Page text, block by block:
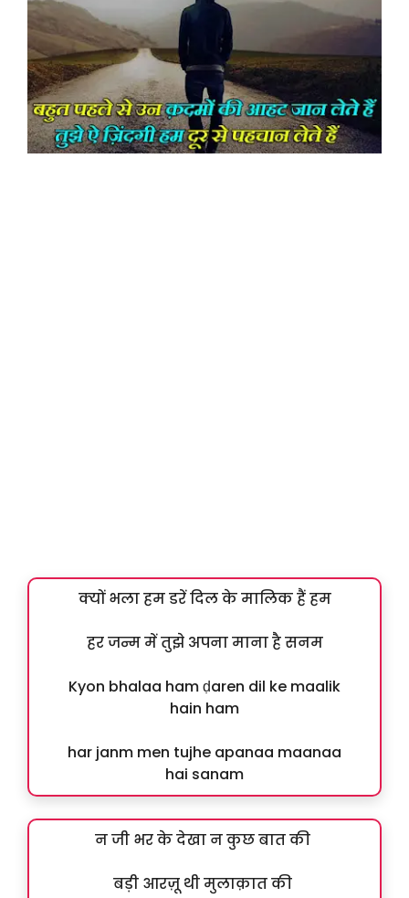
क्यों भला हम डरें दिल के मालिक हैं हम
हर जन्म में तुझे अपना माना है सनम
Kyon bhalaa ham ḍaren dil ke maalik
hain ham
har janm men tujhe apanaa maanaa
hai sanam
न जी भर के देखा न कुछ बात की
बड़ी आरज़ू थी मुलाक़ात की